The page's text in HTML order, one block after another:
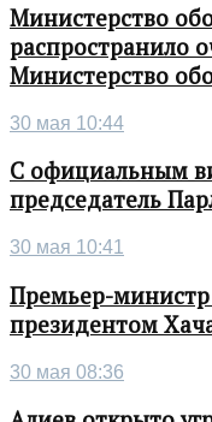
Министерство
распространило
Министерство
30 мая 10:44
С официальным
председатель
30 мая 10:41
Премьер-
президентом
30 мая 08:36